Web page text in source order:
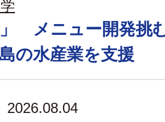
」 メニュー開発
の水産業を支援
2026.08.04